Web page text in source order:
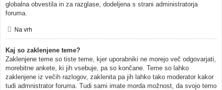
globalna obvestila in za razglase, dodeljena s strani administratorja
foruma.
Na vrh
Kaj so zaklenjene teme?
Zaklenjene teme so tiste teme, kjer uporabniki ne morejo več odgovarjati,
morebitne ankete, ki jih vsebuje, pa so končane. Teme so lahko
zaklenjene iz večih razlogov, zaklenita pa jih lahko tako moderator kakor
tudi admnistrator foruma. Tudi sami imate morda možnost, da svojo temo